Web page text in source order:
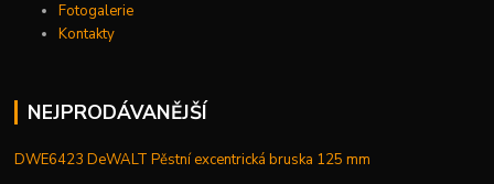
Fotogalerie
Kontakty
NEJPRODÁVANĚJŠÍ
DWE6423 DeWALT Pěstní excentrická bruska 125 mm